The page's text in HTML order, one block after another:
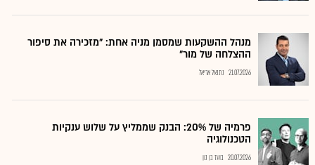
מנהל ההשקעות שמסמן מניה אחת: "מזכירה את סיפור
ההצלחה של מור"
21.07.2026 נתנאל אריאל
פרמיה של 20%: הבנק שממליץ על שלוש ענקיות
הטכנולוגיה
20.07.2026 בועז בן נון